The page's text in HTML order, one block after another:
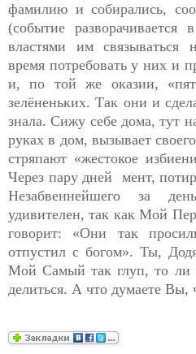
фамилию и собирались,
(событие
властями им связываться
время потребовать у них и
и, по той же оказии,
зелёненьких. Так они и
знала. Сижу себе дома, тут
руках в дом, вызывает
стряпают «жестокое
Через пару дней мент,
Незабвеннейшего за
удивителен, так как Мой
говорит: «Они так
отпустил с богом». Ты,
Мой Самый так глуп, то ли
делиться. А что думаете Вы,